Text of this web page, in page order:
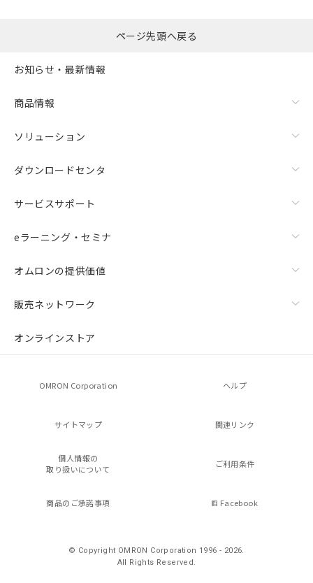
ページ先頭へ戻る
お知らせ・最新情報
商品情報
ソリューション
ダウンロードセンタ
サービスサポート
eラーニング・セミナ
オムロンの提供価値
販売ネットワーク
オンラインストア
OMRON Corporation ヘルプ
サイトマップ 関連リンク
個人情報の
取り扱いについて
ご利用条件
商品のご承諾事項 Facebook
© Copyright OMRON Corporation 1996 - 2026.
All Rights Reserved.